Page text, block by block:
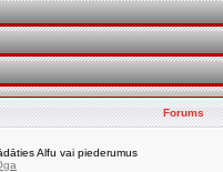
Forums
Alfu vai piederumus